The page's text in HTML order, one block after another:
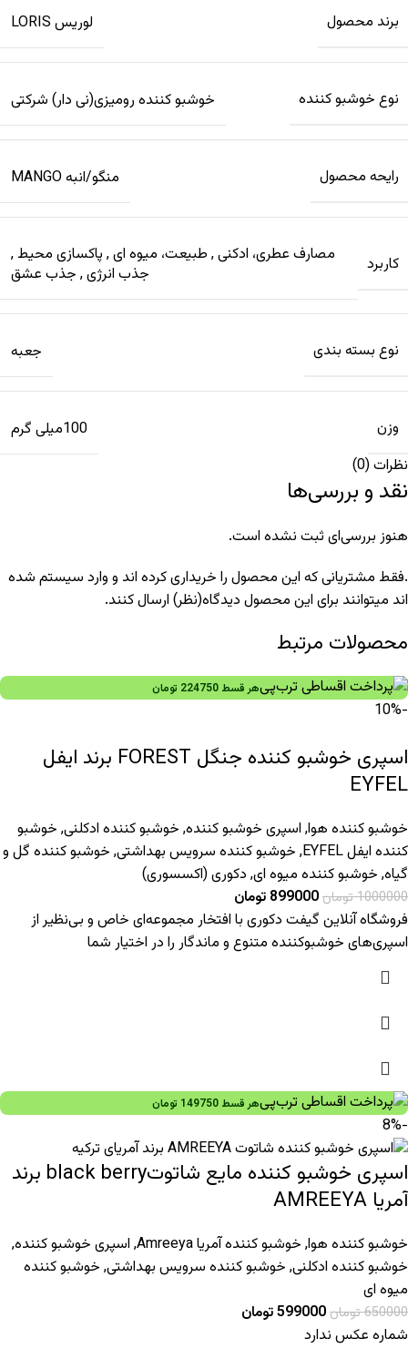
برند محصول لوریس LORIS
نوع خوشبو کننده خوشبو کننده رومیزی(نی دار) شرکتی
رایحه محصول منگو/انبه MANGO
کاربرد مصارف عطری، ادکنی, طبیعت، میوه ای, پاکسازی محیط ,
جذب انرژی, جذب عشق
نوع بسته بندی جعبه
وزن
100میلی گرم
نظرات (0)
نقد و بررسی‌ها
هنوز بررسی‌ای ثبت نشده است.
.فقط مشتریانی که این محصول را خریداری کرده اند و وارد سیستم شده
اند میتوانند برای این محصول دیدگاه(نظر) ارسال کنند.
محصولات مرتبط
هر قسط 224750 تومان
-10%
اسپری خوشبو کننده جنگل FOREST برند ایفل
EYFEL
خوشبو کننده هوا, اسپری خوشبو کننده, خوشبو کننده ادکلنی, خوشبو
کننده ایفل EYFEL
, خوشبو کننده سرویس بهداشتی, خوشبو کننده گل و
گیاه, خوشبو کننده میوه ای, دکوری (اکسسوری)
1000000تومان899000 تومان
فروشگاه آنلاین گیفت دکوری با افتخار مجموعه‌ای خاص و بی‌نظیر از
اسپری‌های خوشبوکننده متنوع و ماندگار را در اختیار شما
هر قسط 149750 تومان
-8%
اسپری خوشبو کننده مایع شاتوتblack berry برند
آمریا AMREEYA
خوشبو کننده هوا, خوشبو کننده آمریا Amreeya , اسپری خوشبو کننده,
خوشبو کننده ادکلنی, خوشبو کننده سرویس بهداشتی, خوشبو کننده
میوه ای
650000تومان599000تومان
شماره عکس ندارد